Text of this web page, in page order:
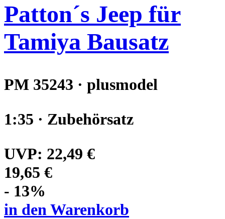
Patton´s Jeep für
Tamiya Bausatz
PM 35243 · plusmodel
1:35 · Zubehörsatz
UVP: 22,49 €
19,65 €
- 13%
in den Warenkorb